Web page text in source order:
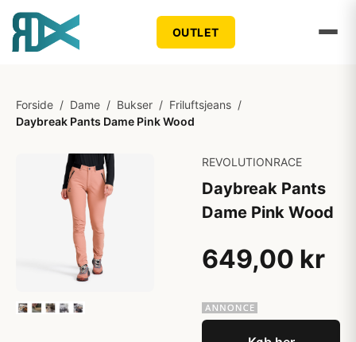
OUTLET
Forside / Dame / Bukser / Friluftsjeans /
Daybreak Pants Dame Pink Wood
REVOLUTIONRACE
Daybreak Pants
Dame Pink Wood
649,00 kr